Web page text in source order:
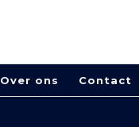
Over ons Contact